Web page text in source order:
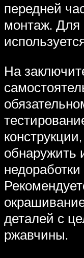
передней
монтаж. Для
На
обнаружить
деталей с
ржавчины.